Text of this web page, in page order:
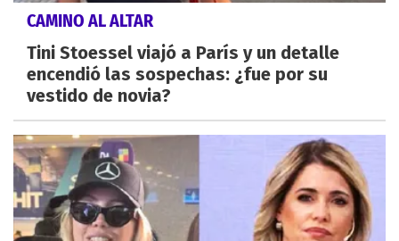
CAMINO AL ALTAR
Tini Stoessel viajó a París y un detalle
encendió las sospechas: ¿fue por su
vestido de novia?